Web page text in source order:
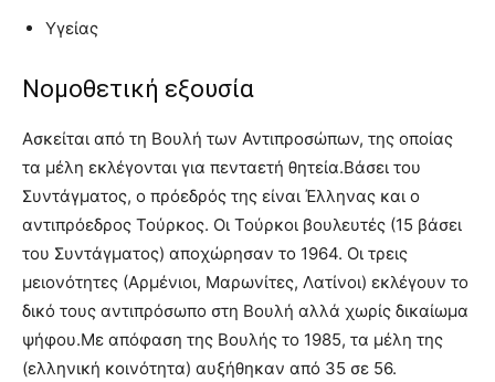
Υγείας
Νομοθετική εξουσία
Ασκείται από τη Βουλή των Αντιπροσώπων, της οποίας
τα μέλη εκλέγονται για πενταετή θητεία.Βάσει του
Συντάγματος, ο πρόεδρός της είναι Έλληνας και ο
αντιπρόεδρος Τούρκος. Οι Τούρκοι βουλευτές (15 βάσει
του Συντάγματος) αποχώρησαν το 1964. Οι τρεις
μειονότητες (Αρμένιοι, Μαρωνίτες, Λατίνοι) εκλέγουν το
δικό τους αντιπρόσωπο στη Βουλή αλλά χωρίς δικαίωμα
ψήφου.Με απόφαση της Βουλής το 1985, τα μέλη της
(ελληνική κοινότητα) αυξήθηκαν από 35 σε 56.